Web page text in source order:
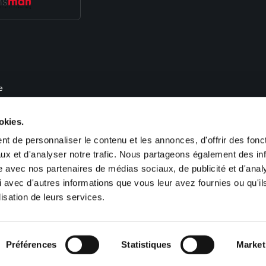
de personnaliser le contenu et les annonces, d'offrir des
et d'analyser notre trafic. Nous partageons également des
avec nos partenaires de médias sociaux, de publicité et
d'autres informations que vous leur avez fournies ou
de leurs services.
Préférences Statistiques
recrutement et de gestion des ressources humaines. Nous proposons
Obernai, Haguenau, Colmar, Guebwiller, Saint Louis, Cernay), en
(Paris). Sofitex est également présent en Allemagne (Kehl, Saarbrücken),
Plan du site